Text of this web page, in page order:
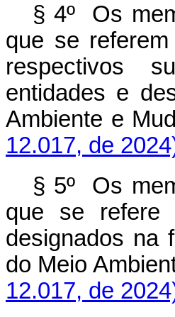
§ 4º Os
que se
respectivos
entidades e
Ambiente e
12.017, de
§ 5º Os
que se
designados na
do Meio
12.017, de